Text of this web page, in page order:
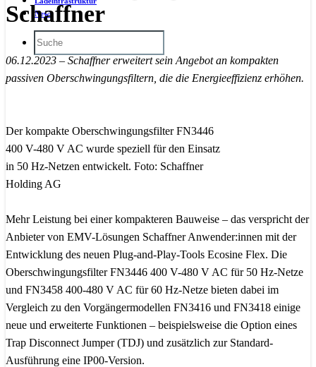
News
Schaffner
06.12.2023 – Schaffner erweitert sein Angebot an kompakten
passiven Oberschwingungsfiltern, die die Energieeffizienz erhöhen.
Der kompakte Oberschwingungsfilter FN3446
400 V-480 V AC wurde speziell für den Einsatz
in 50 Hz-Netzen entwickelt. Foto: Schaffner
Holding AG
Mehr Leistung bei einer kompakteren Bauweise – das verspricht der
Anbieter von EMV-Lösungen Schaffner Anwender:innen mit der
Entwicklung des neuen Plug-and-Play-Tools Ecosine Flex. Die
Oberschwingungsfilter FN3446 400 V-480 V AC für 50 Hz-Netze
und FN3458 400-480 V AC für 60 Hz-Netze bieten dabei im
Vergleich zu den Vorgängermodellen FN3416 und FN3418 einige
neue und erweiterte Funktionen – beispielsweise die Option eines
Trap Disconnect Jumper (TDJ) und zusätzlich zur Standard-
Ausführung eine IP00-Version.